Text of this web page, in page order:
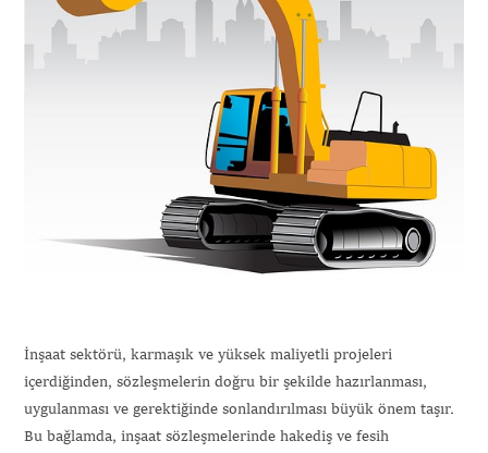
İnşaat sektörü, karmaşık ve yüksek maliyetli projeleri
içerdiğinden, sözleşmelerin doğru bir şekilde hazırlanması,
uygulanması ve gerektiğinde sonlandırılması büyük önem taşır.
Bu bağlamda, inşaat sözleşmelerinde hakediş ve fesih